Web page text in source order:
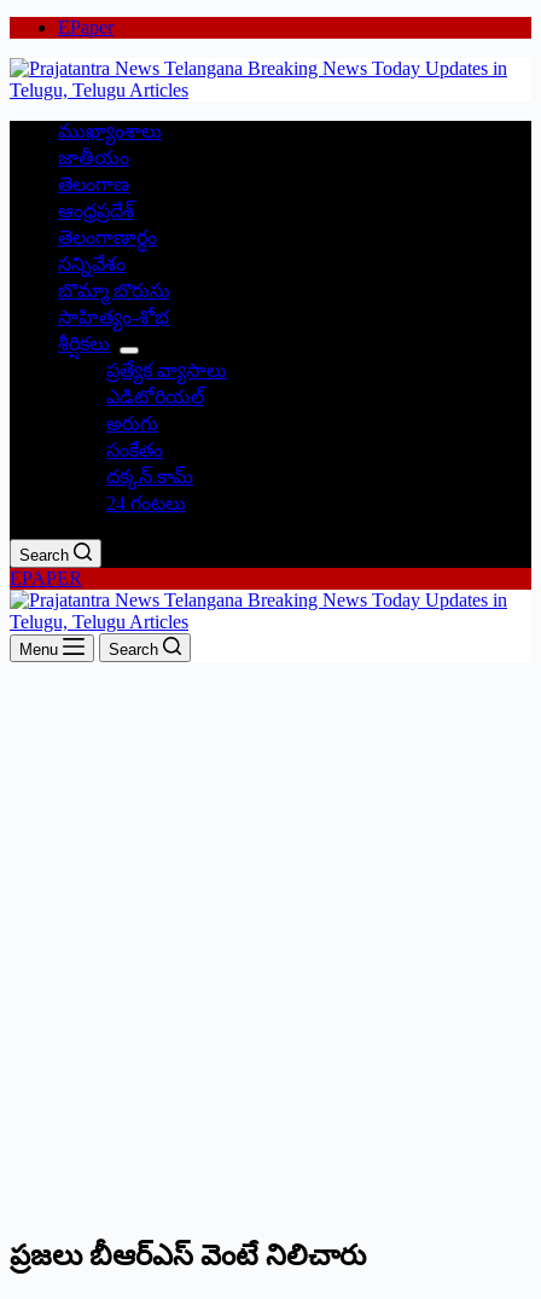
EPaper
ముఖ్యాంశాలు
జాతీయం
తెలంగాణ
ఆంధ్రప్రదేశ్
తెలంగాణార్థం
సన్నివేశం
బొమ్మా బొరుసు
సాహిత్యం-శోభ
శీర్షికలు
ప్రత్యేక వ్యాసాలు
ఎడిటోరియల్
అరుగు
సంకేతం
దక్కన్.కామ్
24 గంటలు
Search
EPAPER
Menu Search
ప్ర‌జ‌లు బీఆర్ఎస్ వెంటే నిలిచారు